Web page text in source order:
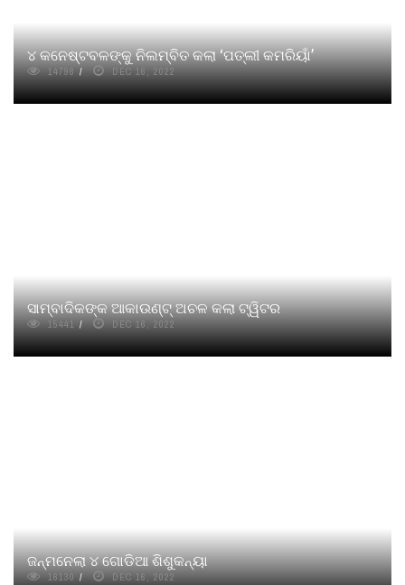
୪ କନେଷ୍ଟବଳଙ୍କୁ ନିଲମ୍ବିତ କଲା ‘ପତ୍‌ଲୀ କମରିୟାଁ’
14798 DEC 16, 2022
ସାମ୍ବାଦିକଙ୍କ ଆକାଉଣ୍ଟ୍‌ ଅଚଳ କଲା ଟ୍ୱିଟର
15441 DEC 16, 2022
ଜନ୍ମନେଲା ୪ ଗୋଡିଆ ଶିଶୁକନ୍ୟା
16130 DEC 16, 2022